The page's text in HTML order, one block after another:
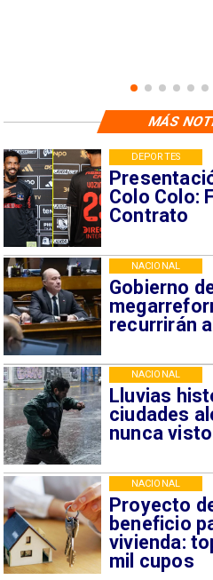
Colo Colo:
Contrato
DEPORTES
Gobierno
recurrirán
NACIONAL
Lluvias
ciudades
nunca
NACIONAL
Proyecto
beneficio
vivienda:
mil cupos
NACIONAL
MÁS